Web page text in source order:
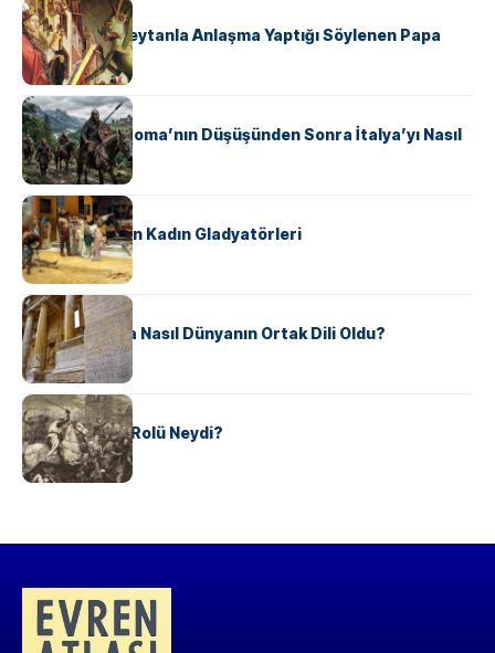
KÜLTÜR
II. Silvester: Şeytanla Anlaşma Yaptığı Söylenen Papa
KÜLTÜR
Ostrogotlar Roma’nın Düşüşünden Sonra İtalya’yı Nasıl
Ele Geçirdi?
KÜLTÜR
Antik Roma’nın Kadın Gladyatörleri
KÜLTÜR
Antik Yunanca Nasıl Dünyanın Ortak Dili Oldu?
KÜLTÜR
Valdensler’in Rolü Neydi?